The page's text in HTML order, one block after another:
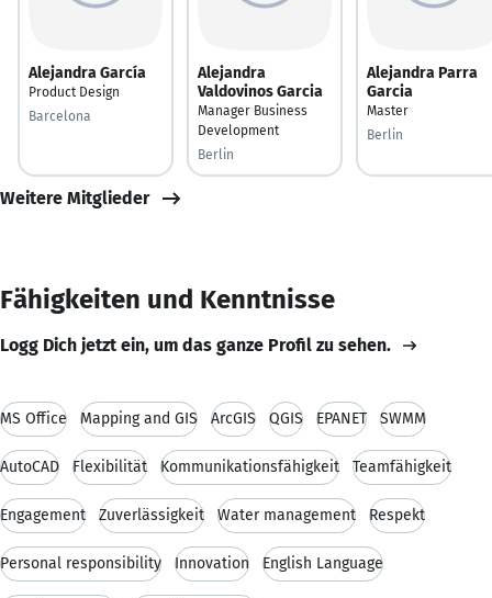
Alejandra García
Product Design
Barcelona
Alejandra
Valdovinos Garcia
Manager Business
Development
Berlin
Alejandra Parra
Garcia
Master
Berlin
Weitere Mitglieder
Fähigkeiten und Kenntnisse
Logg Dich jetzt ein, um das ganze Profil zu sehen.
MS Office Mapping and GIS ArcGIS QGIS EPANET SWMM
AutoCAD Flexibilität Kommunikationsfähigkeit Teamfähigkeit
Engagement Zuverlässigkeit Water management Respekt
Personal responsibility Innovation English Language